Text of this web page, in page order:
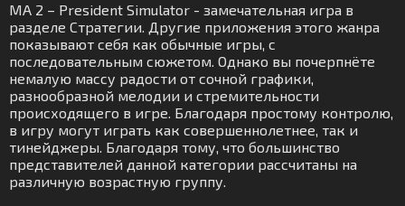
MA 2 – President Simulator - замечательная игра в
разделе Стратегии. Другие приложения этого жанра
показывают себя как обычные игры, с
последовательным сюжетом. Однако вы почерпнёте
немалую массу радости от сочной графики,
разнообразной мелодии и стремительности
происходящего в игре. Благодаря простому контролю,
в игру могут играть как совершеннолетнее, так и
тинейджеры. Благодаря тому, что большинство
представителей данной категории рассчитаны на
различную возрастную группу.